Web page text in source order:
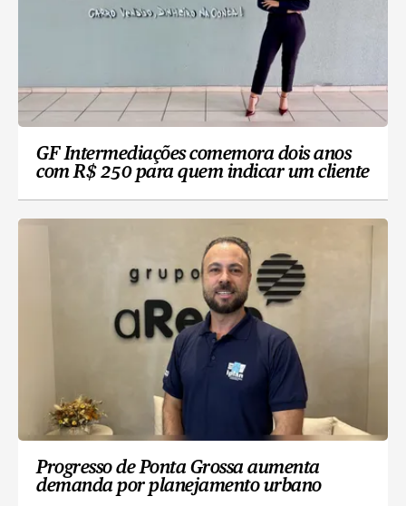
GF Intermediações comemora dois anos
com R$ 250 para quem indicar um cliente
Progresso de Ponta Grossa aumenta
demanda por planejamento urbano